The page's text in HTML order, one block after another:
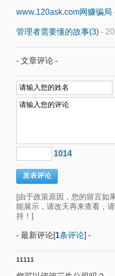
www.120ask.com网赚骗局
管理者需要懂的故事(3) -
- 文章评论 -
1014
[由于政策原因，您的留言如
能展示，请改天再来查看，
持！]
- 最新评论[1条评论] -
11111